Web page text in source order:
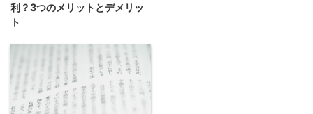
利？3つのメリットとデメリッ
ト